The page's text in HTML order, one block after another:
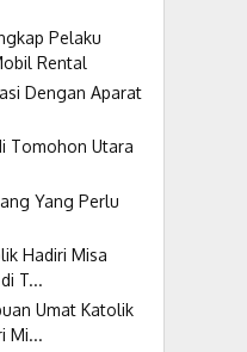
Pelaku
Rental
Dengan Aparat
Tomohon Utara
Yang Perlu
Hadiri Misa
T...
Umat Katolik
Mi...